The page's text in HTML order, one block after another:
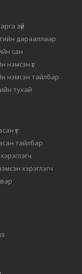
зүй
дарааллаар
сан
нэмсэн үг
нэмсэн тайлбар
тухай
үг
тайлбар
хэрэглэгч